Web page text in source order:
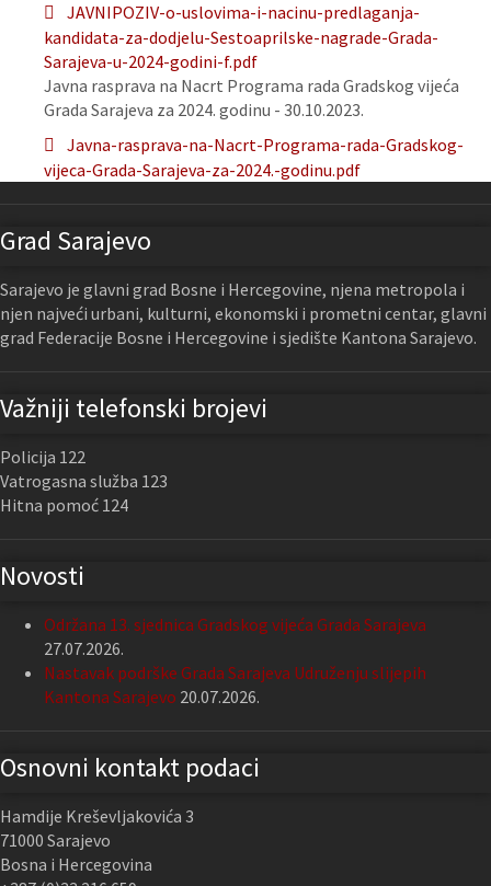
JAVNIPOZIV-o-uslovima-i-nacinu-predlaganja-
kandidata-za-dodjelu-Sestoaprilske-nagrade-Grada-
Sarajeva-u-2024-godini-f.pdf
Javna rasprava na Nacrt Programa rada Gradskog vijeća
Grada Sarajeva za 2024. godinu - 30.10.2023.
Javna-rasprava-na-Nacrt-Programa-rada-Gradskog-
vijeca-Grada-Sarajeva-za-2024.-godinu.pdf
Grad Sarajevo
Sarajevo je glavni grad Bosne i Hercegovine, njena metropola i
njen najveći urbani, kulturni, ekonomski i prometni centar, glavni
grad Federacije Bosne i Hercegovine i sjedište Kantona Sarajevo.
Važniji telefonski brojevi
Policija 122
Vatrogasna služba 123
Hitna pomoć 124
Novosti
Održana 13. sjednica Gradskog vijeća Grada Sarajeva
27.07.2026.
Nastavak podrške Grada Sarajeva Udruženju slijepih
Kantona Sarajevo 20.07.2026.
Osnovni kontakt podaci
Hamdije Kreševljakovića 3
71000 Sarajevo
Bosna i Hercegovina